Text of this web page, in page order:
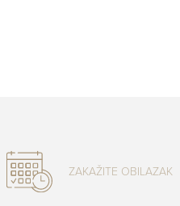
ZAKAŽITE OBILAZAK